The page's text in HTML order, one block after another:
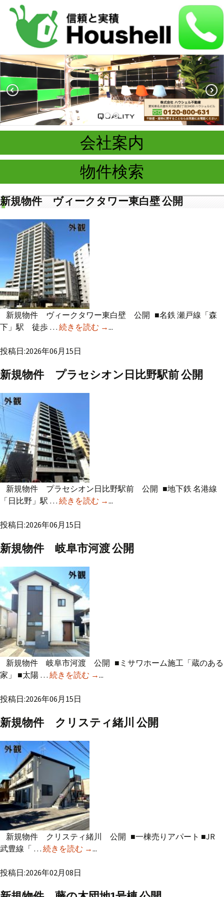
会社案内
物件検索
新規物件 ヴィークタワー東白壁 公開
新規物件 ヴィークタワー東白壁 公開 ■名鉄 瀬戸線「森
下」駅 徒歩 … 続きを読む 新規物件 ヴィークタワー東白壁
→...
投稿日:2026年06月15日
新規物件 プラセシオン日比野駅前 公開
新規物件 プラセシオン日比野駅前 公開 ■地下鉄 名港線
「日比野」駅 … 続きを読む 新規物件 プラセシオン日比野駅
→...
投稿日:2026年06月15日
新規物件 岐阜市河渡 公開
新規物件 岐阜市河渡 公開 ■ミサワホーム施工「蔵のある
家」 ■太陽 … 続きを読む 新規物件 岐阜市河渡 公開
→...
投稿日:2026年06月15日
新規物件 クリスティ緒川 公開
新規物件 クリスティ緒川 公開 ■一棟売りアパート ■JR
武豊線「 … 続きを読む 新規物件 クリスティ緒川 公開
→...
投稿日:2026年02月08日